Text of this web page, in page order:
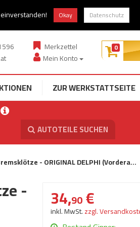
Okay Datenschutz
Guter Preis,
Merkzettel
Mein Konto
0
ZUR WERKSTATTSEITE
AUTOTEILE SUCHEN
- ORIGINAL DELPHI (Vordera…
- 34,90 €
inkl. MwSt.zzgl.